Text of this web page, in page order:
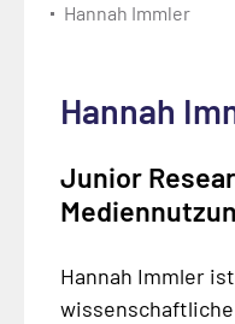
Hannah Immler
Hannah
Junior
Hannah Immler